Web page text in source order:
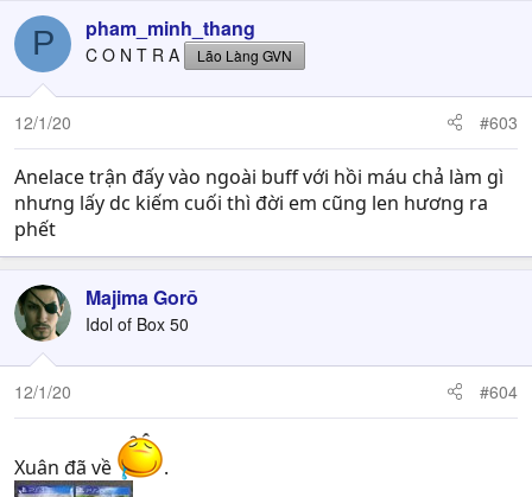
P pham_minh_thang
C O N T R A Lão Làng GVN
12/1/20 #603
Anelace trận đấy vào ngoài buff với hồi máu chả làm gì
nhưng lấy dc kiếm cuối thì đời em cũng len hương ra
phết
Majima Gorō
Idol of Box 50
12/1/20 #604
Xuân đã về .